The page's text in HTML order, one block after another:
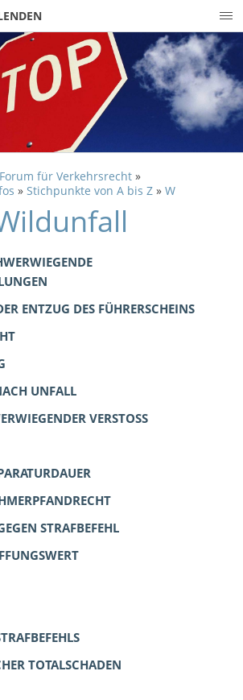
für Verkehrsrecht »
» Stichpunkte von A bis Z » W
ENTZUG DES FÜHRERSCHEINS
UNFALL
VERSTOSS
STRAFBEFEHL
TOTALSCHADEN